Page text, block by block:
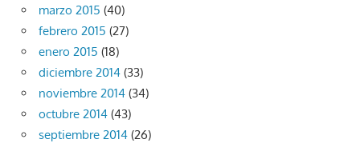
marzo 2015 (40)
febrero 2015 (27)
enero 2015 (18)
diciembre 2014 (33)
noviembre 2014 (34)
octubre 2014 (43)
septiembre 2014 (26)